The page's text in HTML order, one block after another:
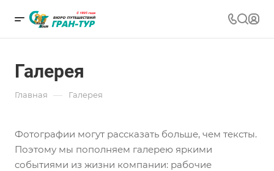
Галерея
Главная — Галерея
Фотографии могут рассказать больше, чем тексты.
Поэтому мы пополняем галерею яркими
событиями из жизни компании: рабочие